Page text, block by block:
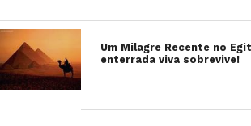
Um Milagre Recente no
enterrada viva sobrevive!